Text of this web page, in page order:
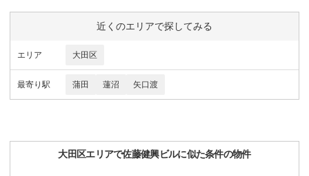
近くのエリアで探してみる
エリア 大田区
最寄り駅 蒲田 蓮沼 矢口渡
大田区エリアで佐藤健興ビルに似た条件の物件